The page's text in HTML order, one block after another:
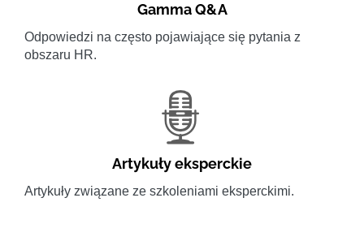
Gamma Q&A
Odpowiedzi na często pojawiające się pytania z
obszaru HR.
Artykuły eksperckie
Artykuły związane ze szkoleniami eksperckimi.